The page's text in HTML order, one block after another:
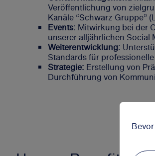
Veröffentlichung von
Kanäle “Schwarz Gruppe”
Events: Mitwirkung bei der
unserer alljährlichen Social
Weiterentwicklung:
Standards für
Strategie: Erstellung von
Durchführung von